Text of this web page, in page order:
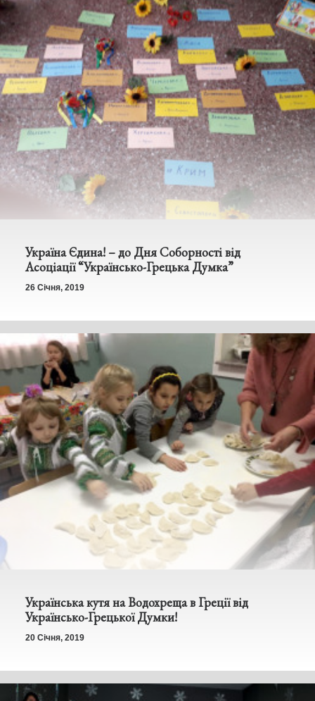
Україна Єдина! – до Дня Соборності від
Асоціації “Українсько-Грецька Думка”
26 Січня, 2019
Українська кутя на Водохреща в Греції від
Українсько-Грецької Думки!
20 Січня, 2019